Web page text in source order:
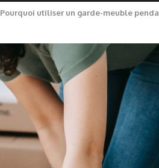
Pourquoi utiliser un garde-meuble